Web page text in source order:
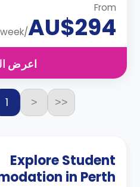
From
AU$294
/week
اعرض
<<
<
1
Explore Student
in Perth